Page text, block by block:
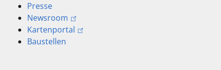
Presse
Newsroom
Kartenportal
Baustellen